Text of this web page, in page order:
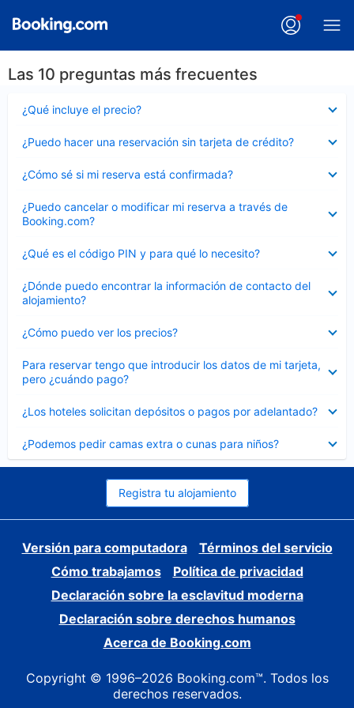
Las 10 preguntas más frecuentes
¿Qué incluye el precio?
cerrado
¿Puedo hacer una reservación sin tarjeta de crédito?
cerrado
¿Cómo sé si mi reserva está confirmada?
cerrado
¿Puedo cancelar o modificar mi reserva a través de
Booking.com?
cerrado
¿Qué es el código PIN y para qué lo necesito?
cerrado
¿Dónde puedo encontrar la información de contacto del
alojamiento?
cerrado
¿Cómo puedo ver los precios?
cerrado
Para reservar tengo que introducir los datos de mi tarjeta,
pero ¿cuándo pago?
cerrado
¿Los hoteles solicitan depósitos o pagos por adelantado?
cerrado
¿Podemos pedir camas extra o cunas para niños?
cerrado
Registra tu alojamiento
Versión para computadora
Términos del servicio
Cómo trabajamos
Política de privacidad
Declaración sobre la esclavitud moderna
Declaración sobre derechos humanos
Acerca de Booking.com
Copyright © 1996–2026 Booking.com™. Todos los
derechos reservados.